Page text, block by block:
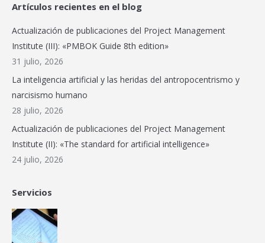
opens
in
new
window
opens
new
window
opens
in
new
window
opens
new
opens
in
new
page
in
Artículos recientes en el blog
Actualización de publicaciones del Project Management
Institute (III): «PMBOK Guide 8th edition»
31 julio, 2026
La inteligencia artificial y las heridas del antropocentrismo y
narcisismo humano
28 julio, 2026
Actualización de publicaciones del Project Management
Institute (II): «The standard for artificial intelligence»
24 julio, 2026
Servicios